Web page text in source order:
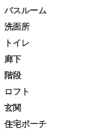
バスルーム
洗面所
トイレ
廊下
階段
ロフト
玄関
住宅ポーチ